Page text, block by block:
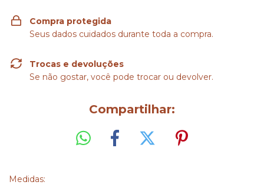
Compra protegida
Seus dados cuidados durante toda a compra.
Trocas e devoluções
Se não gostar, você pode trocar ou devolver.
Compartilhar:
Medidas: